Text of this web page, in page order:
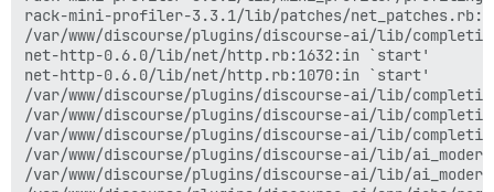
rack-mini-profiler-3.3.1/lib/patches/
/var/www/discourse/plugins/discourse-ai/lib/
net-http-0.6.0/lib/net/http.rb:1632:in `start'
net-http-0.6.0/lib/net/http.rb:1070:in `start'
/var/www/discourse/plugins/discourse-ai/lib/
/var/www/discourse/plugins/discourse-ai/lib/
/var/www/discourse/plugins/discourse-ai/lib/
/var/www/discourse/plugins/discourse-ai/lib/
/var/www/discourse/plugins/discourse-ai/lib/